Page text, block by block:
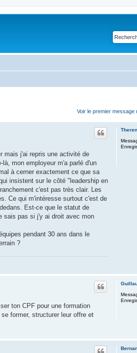
Voir le premier message
mais j'ai repris une activité de
mon employeur m'a parlé d'un
à cerner exactement ce que sa
insistent sur le côté "leadership en
c'est pas très clair. Les
Ce qui m'intéresse surtout c'est de
Est-ce que le statut de
sais pas si j'y ai droit avec mon
pendant 30 ans dans le
?
ton CPF pour une formation
former, structurer leur offre et